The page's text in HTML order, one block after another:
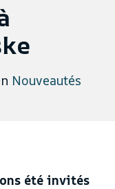
Nouveautés
été invités